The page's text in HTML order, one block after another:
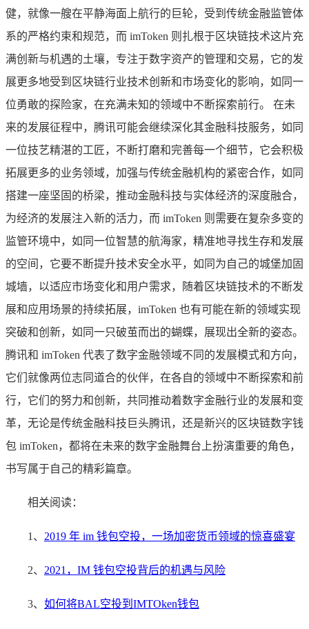
健，就像一艘在平静海面上航行的巨轮，受到传统金融监管体
系的严格约束和规范，而 imToken 则扎根于区块链技术这片充
满创新与机遇的土壤，专注于数字资产的管理和交易，它的发
展更多地受到区块链行业技术创新和市场变化的影响，如同一
位勇敢的探险家，在充满未知的领域中不断探索前行。 在未
来的发展征程中，腾讯可能会继续深化其金融科技服务，如同
一位技艺精湛的工匠，不断打磨和完善每一个细节，它会积极
拓展更多的业务领域，加强与传统金融机构的紧密合作，如同
搭建一座坚固的桥梁，推动金融科技与实体经济的深度融合，
为经济的发展注入新的活力，而 imToken 则需要在复杂多变的
监管环境中，如同一位智慧的航海家，精准地寻找生存和发展
的空间，它要不断提升技术安全水平，如同为自己的城堡加固
城墙，以适应市场变化和用户需求，随着区块链技术的不断发
展和应用场景的持续拓展，imToken 也有可能在新的领域实现
突破和创新，如同一只破茧而出的蝴蝶，展现出全新的姿态。
腾讯和 imToken 代表了数字金融领域不同的发展模式和方向，
它们就像两位志同道合的伙伴，在各自的领域中不断探索和前
行，它们的努力和创新，共同推动着数字金融行业的发展和变
革，无论是传统金融科技巨头腾讯，还是新兴的区块链数字钱
包 imToken，都将在未来的数字金融舞台上扮演重要的角色，
书写属于自己的精彩篇章。
相关阅读：
1、 2019 年 im 钱包空投，一场加密货币领域的惊喜盛宴
2、 2021，IM 钱包空投背后的机遇与风险
3、 如何将BAL空投到IMTOken钱包